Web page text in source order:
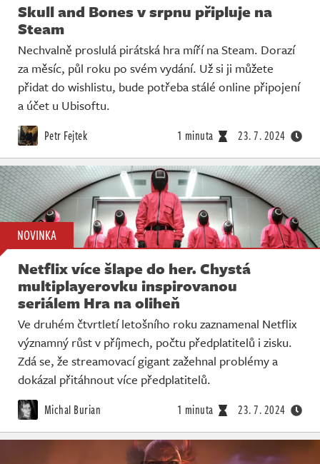
Skull and Bones v srpnu připluje na
Steam
Nechvalně proslulá pirátská hra míří na Steam. Dorazí
za měsíc, půl roku po svém vydání. Už si ji můžete
přidat do wishlistu, bude potřeba stálé online připojení
a účet u Ubisoftu.
Petr Fejtek 1 minuta 23. 7. 2024
NOVINKA
Netflix více šlape do her. Chystá
multiplayerovku inspirovanou
seriálem Hra na oliheň
Ve druhém čtvrtletí letošního roku zaznamenal Netflix
významný růst v příjmech, počtu předplatitelů i zisku.
Zdá se, že streamovací gigant zažehnal problémy a
dokázal přitáhnout více předplatitelů.
Michal Burian 1 minuta 23. 7. 2024